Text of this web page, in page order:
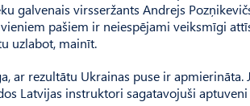
galvenais virsseržants Andrejs
pašiem ir neiespējami veiksmīgi
uzlabot, mainīt.
ar rezultātu Ukrainas puse ir
Latvijas instruktori sagatavojuši